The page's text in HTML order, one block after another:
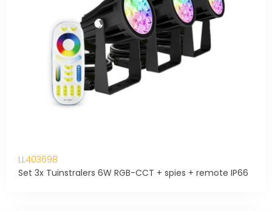
LL403698
Set 3x Tuinstralers 6W RGB-CCT + spies + remote IP66